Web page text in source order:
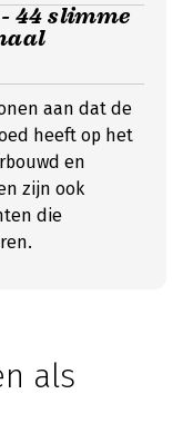
44 slimme
aan dat de
heeft op het
en
zijn ook
die
als